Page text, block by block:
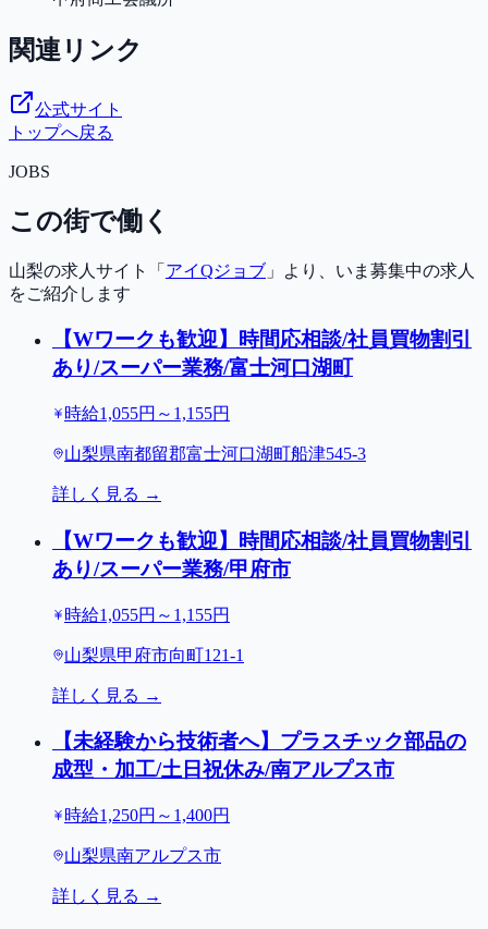
関連リンク
公式サイト
トップへ戻る
JOBS
この街で働く
山梨の求人サイト「 アイQジョブ 」より、いま募集中の求人
をご紹介します
【Wワークも歓迎】時間応相談/社員買物割引
あり/スーパー業務/富士河口湖町
時給1,055円～1,155円
山梨県南都留郡富士河口湖町船津545-3
詳しく見る →
【Wワークも歓迎】時間応相談/社員買物割引
あり/スーパー業務/甲府市
時給1,055円～1,155円
山梨県甲府市向町121-1
詳しく見る →
【未経験から技術者へ】プラスチック部品の
成型・加工/土日祝休み/南アルプス市
時給1,250円～1,400円
山梨県南アルプス市
詳しく見る →